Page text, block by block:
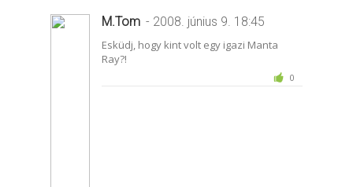
M.Tom - 2008. június 9. 18:45
Esküdj, hogy kint volt egy igazi Manta
Ray?!
0